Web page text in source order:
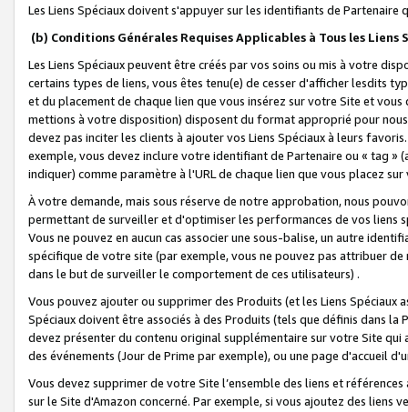
Les Liens Spéciaux doivent s'appuyer sur les identifiants de Partenaire
(b) Conditions Générales Requises Applicables à Tous les Liens
Les Liens Spéciaux peuvent être créés par vos soins ou mis à votre
certains types de liens, vous êtes tenu(e) de cesser d'afficher lesdits
et du placement de chaque lien que vous insérez sur votre Site et
mettions à votre disposition) disposent du format approprié pour
devez pas inciter les clients à ajouter vos Liens Spéciaux à leurs
exemple, vous devez inclure votre identifiant de Partenaire ou « tag
indiquer) comme paramètre à l'URL de chaque lien que vous placez
À votre demande, mais sous réserve de notre approbation, nous
permettant de surveiller et d'optimiser les performances de vos liens
Vous ne pouvez en aucun cas associer une sous-balise, un autre
spécifique de votre site (par exemple, vous ne pouvez pas attribuer
dans le but de surveiller le comportement de ces utilisateurs) .
Vous pouvez ajouter ou supprimer des Produits (et les Liens
Spéciaux doivent être associés à des Produits (tels que définis dans
devez présenter du contenu original supplémentaire sur votre Site qui
des événements (Jour de Prime par exemple), ou une page d'accueil
Vous devez supprimer de votre Site l’ensemble des liens et
sur le Site d'Amazon concerné. Par exemple, si vous ajoutez des